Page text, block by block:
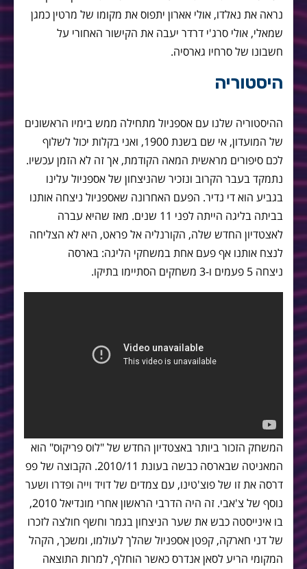
נראה את נאלדו, אולי אארון יתפוס את מקומו של מרטין כמגן
שמאלי, אולי סרג'י דרדר יעבה את הקישור האחורי על
חשבונו של סרחיו גארסיה.
היסטוריה
ההיסטוריה שלנו עם אספניול מתחילה ממש בימיו הראשונים
של המועדון, אי שם בשנת 1900, ואני בקלות יכול לשלוף
לכם סיפורים מראשית המאה הקודמת, אך זה לא הזמן עכשיו.
נתמקד בעבר הקרוב ונזכיר שהניצחון של אספניול עלינו
בגביע הוא די נדיר. הפעם האחרונה שאספניול ניצחה אותנו
בביתה בליגה הייתה לפני 11 שנים. מאז שהיא עברה
לאצטדיון החדש שלה, הקורנליה אל פראט, היא לא הצליחה
לנצח אותנו אף פעם אחת במשחקי הליגה: בארסה
ניצחה 5 פעמים ו-3 משחקים הסתיימו בתיקו.
המשחק הזכור ביותר באצטדיון החדש של "לוס פריקוס" הוא
המאניטה שבארסה כבשה בעונת 2010/11. הקבוצה של פפ
דרסה את זו של פוצ'טינו, עם צמדים של דויד וייה ופדרו ושער
נוסף של צ'אבי. זה היה הדרבי הראשון אחרי מונדיאל 2010,
בו אינייסטה כבש את שער הניצחון בגמר וחשף חולצה לזכרו
של דני חארקה, קפטן אספניול שהלך לעולמו, ומשכך, הקהל
המקומי הריע לסאן אנדרס כאשר הוחלף, למרות התוצאה